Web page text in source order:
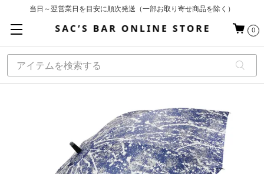
当日～翌営業日を目安に順次発送（一部お取り寄せ商品を除く）
基本配送料 ¥550(沖縄・離島を除く)
0